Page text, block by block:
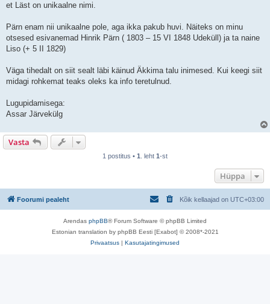
et Läst on unikaalne nimi.
Pärn enam nii unikaalne pole, aga ikka pakub huvi. Näiteks on minu
otsesed esivanemad Hinrik Pärn ( 1803 – 15 VI 1848 Udeküll) ja ta naine
Liso (+ 5 II 1829)
Väga tihedalt on siit sealt läbi käinud Äkkima talu inimesed. Kui keegi siit
midagi rohkemat teaks oleks ka info teretulnud.
Lugupidamisega:
Assar Järvekülg
Vasta
1 postitus • 1 . leht 1-st
Hüppa
Foorumi pealeht Kõik kellaajad on UTC+03:00
Arendas phpBB® Forum Software © phpBB Limited
Estonian translation by phpBB Eesti [Exabot] © 2008*-2021
Privaatsus | Kasutajatingimused